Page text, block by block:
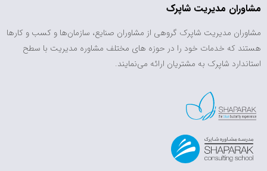
مشاوران مدیریت شاپرک
مشاوران مدیریت شاپرک گروهی از مشاوران صنایع، سازمان‌ها و کسب و کارها
هستند که خدمات خود را در حوزه های مختلف مشاوره مدیریت با سطح
استاندارد شاپرک به مشتریان ارائه می‌نمایند.